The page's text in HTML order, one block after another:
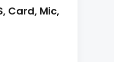
Card, Mic,